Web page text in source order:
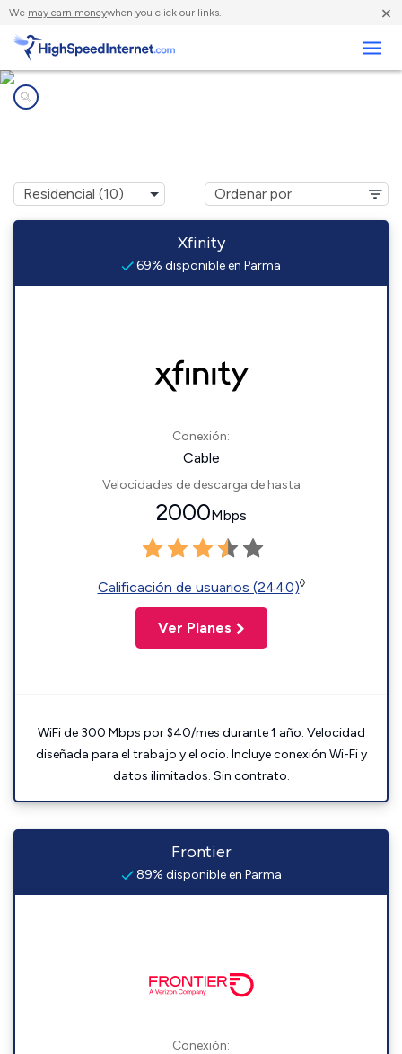
We may earn moneywhen you click our links. ×
Xfinity
69% disponible en Parma
Conexión:
Cable
Velocidades de descarga de hasta
2000Mbps
Calificación de usuarios (2440)◊
Ver Planes
WiFi de 300 Mbps por $40/mes durante 1 año. Velocidad
diseñada para el trabajo y el ocio. Incluye conexión Wi-Fi y
datos ilimitados. Sin contrato.
Frontier
89% disponible en Parma
Conexión: